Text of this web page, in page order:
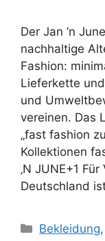
Der Jan ’n
nachhaltige
Fashion:
Lieferkette
und
vereinen. Das
„fast fashion
Kollektionen
‚N JUNE+1
Deutschland
Categories
Bekleidung,